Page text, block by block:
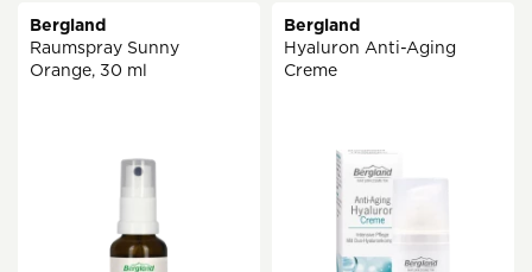
Bergland
Raumspray Sunny
Orange, 30 ml
Bergland
Hyaluron Anti-Aging
Creme